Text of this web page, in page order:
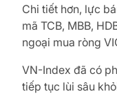
Chi tiết hơn, lực
mã TCB, MBB,
ngoại mua ròng
VN-Index đã có
tiếp tục lùi sâu